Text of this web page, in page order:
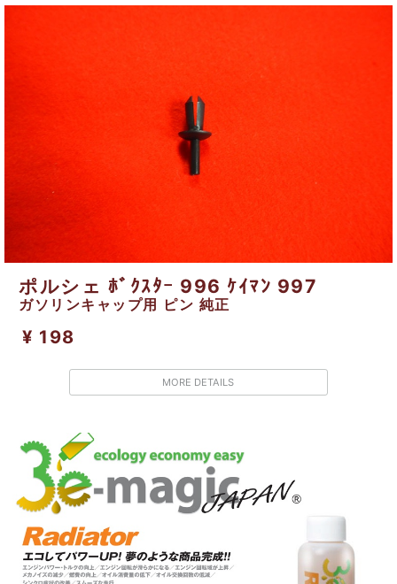
ポルシェ ﾎﾞｸｽﾀｰ 996 ｹｲﾏﾝ 997
ガソリンキャップ用 ピン 純正
¥ 198
MORE DETAILS